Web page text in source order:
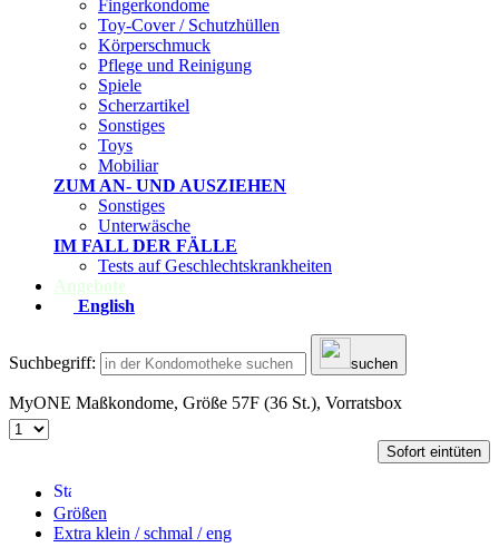
Fingerkondome
Toy-Cover / Schutzhüllen
Körperschmuck
Pflege und Reinigung
Spiele
Scherzartikel
Sonstiges
Toys
Mobiliar
ZUM AN- UND AUSZIEHEN
Sonstiges
Unterwäsche
IM FALL DER FÄLLE
Tests auf Geschlechtskrankheiten
Angebote
English
Suchbegriff: suchen
MyONE Maßkondome, Größe 57F (36 St.), Vorratsbox
Sofort eintüten
Größen
Extra klein / schmal / eng